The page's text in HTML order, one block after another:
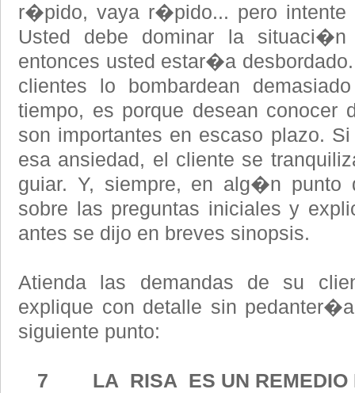
r�pido, vaya r�pido... pero intente
Usted debe dominar la
entonces usted estar�a
clientes lo bombardean
tiempo, es porque desean conocer
son importantes en escaso plazo.
esa ansiedad, el cliente se
guiar. Y, siempre, en alg�n
sobre las preguntas iniciales y
antes se dijo en breves sinopsis.
Atienda las demandas de su
explique con detalle sin
siguiente punto:
7 LA RISA ES UN REMEDIO